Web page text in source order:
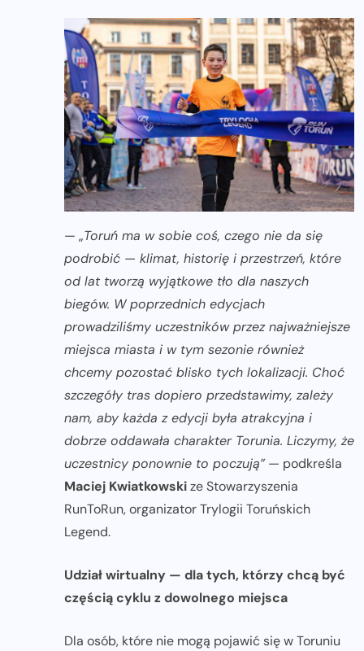
— „Toruń ma w sobie coś, czego nie da się
podrobić — klimat, historię i przestrzeń, które
od lat tworzą wyjątkowe tło dla naszych
biegów. W poprzednich edycjach
prowadziliśmy uczestników przez najważniejsze
miejsca miasta i w tym sezonie również
chcemy pozostać blisko tych lokalizacji. Choć
szczegóły tras dopiero przedstawimy, zależy
nam, aby każda z edycji była atrakcyjna i
dobrze oddawała charakter Torunia. Liczymy, że
uczestnicy ponownie to poczują”— podkreśla
Maciej Kwiatkowskize Stowarzyszenia
RunToRun, organizator Trylogii Toruńskich
Legend.
Udział wirtualny — dla tych, którzy chcą być
częścią cyklu z dowolnego miejsca
Dla osób, które nie mogą pojawić się w Toruniu